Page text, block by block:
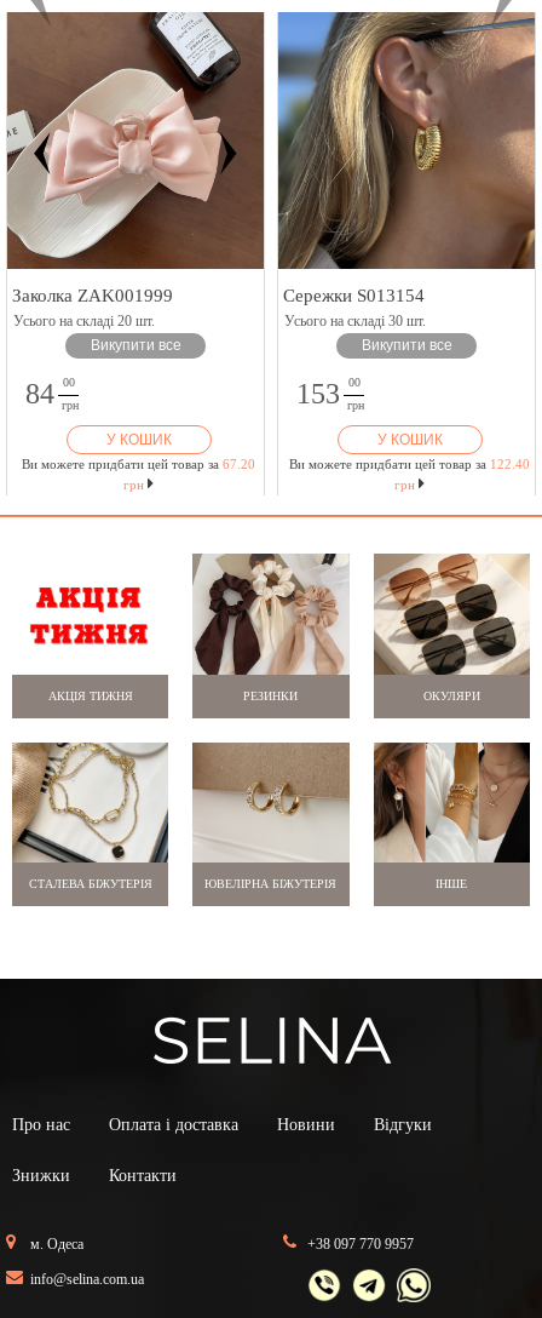
Заколка ZAK001999
Усього на складі 20 шт.
Викупити все
84
00
грн
У КОШИК
Ви можете придбати цей товар за 67.20
грн
Сережки S013154
Усього на складі 30 шт.
Викупити все
153
00
грн
У КОШИК
Ви можете придбати цей товар за 122.40
грн
АКЦІЯ ТИЖНЯ РЕЗИНКИ ОКУЛЯРИ
СТАЛЕВА БІЖУТЕРІЯ ЮВЕЛІРНА БІЖУТЕРІЯ ІНШЕ
Про нас Оплата і доставка Новини Відгуки
Знижки Контакти
м. Одеса
info@selina.com.ua
+38 097 770 9957